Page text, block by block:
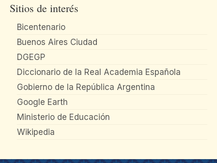
Sitios de interés
Bicentenario
Buenos Aires Ciudad
DGEGP
Diccionario de la Real Academia Española
Gobierno de la República Argentina
Google Earth
Ministerio de Educación
Wikipedia